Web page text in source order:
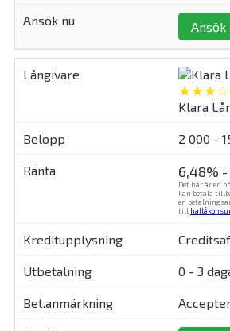
Ansök
Klara
2 000 -
6,48%
Det här är en
kan betala
en
till
0 - 3